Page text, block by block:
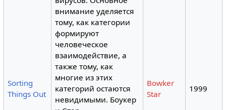
Sorting
Things Out
внимание уделяется
тому, как категории
формируют
человеческое
взаимодействие, а
также тому, как
многие из этих
категорий остаются
невидимыми. Боукер
Bowker
Star
1999